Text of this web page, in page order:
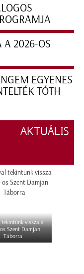
A 2026-OS
EGYENES
TÓTH
AKTUÁLIS
vissza a
Szent Damján
Táborra